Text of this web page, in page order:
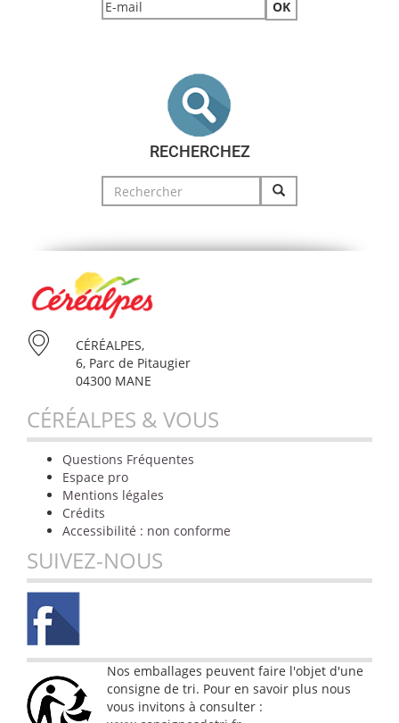
RECHERCHEZ
Search
for:
CÉRÉALPES,
6, Parc de Pitaugier
04300 MANE
CÉRÉALPES & VOUS
Questions Fréquentes
Espace pro
Mentions légales
Crédits
Accessibilité : non conforme
SUIVEZ-NOUS
Nos emballages peuvent faire l'objet d'une
consigne de tri. Pour en savoir plus nous
vous invitons à consulter :